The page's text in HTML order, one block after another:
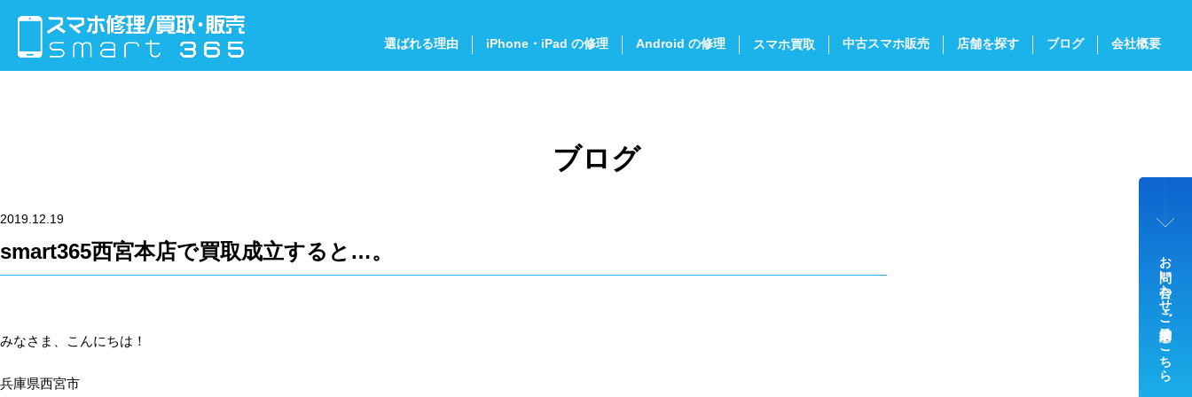
選ばれる理由 iPhone・iPad の修理 Android の修理 スマホ買取 中古スマホ販売 店舗を探す ブログ 会社概要
ブログ
2019.12.19
smart365西宮本店で買取成立すると…。
みなさま、こんにちは！
兵庫県西宮市
お問い合わせ・ご来店予約はこちら